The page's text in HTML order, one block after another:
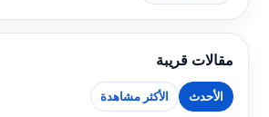
مقالات قريبة
الأحدث الأكثر مشاهدة